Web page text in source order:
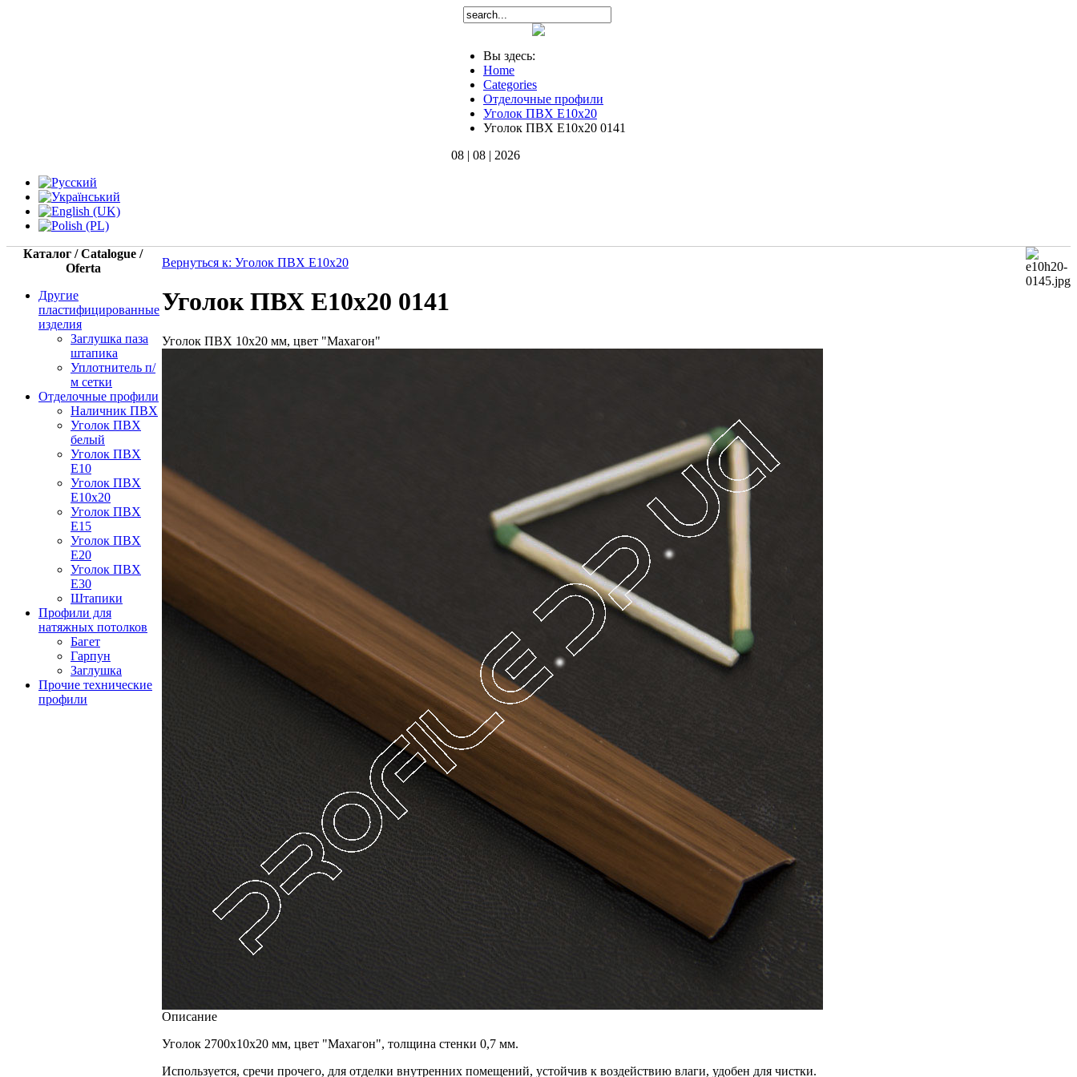
Вы здесь:
Home
Categories
Отделочные профили
Уголок ПВХ Е10x20
Уголок ПВХ Е10х20 0141
08 | 08 | 2026
Каталог / Catalogue /
Oferta
Другие
пластифицированные
изделия
Заглушка паза
штапика
Уплотнитель п/
м сетки
Отделочные профили
Наличник ПВХ
Уголок ПВХ
белый
Уголок ПВХ
Е10
Уголок ПВХ
Е10x20
Уголок ПВХ
Е15
Уголок ПВХ
Е20
Уголок ПВХ
Е30
Штапики
Профили для
натяжных потолков
Багет
Гарпун
Заглушка
Прочие технические
профили
Вернуться к: Уголок ПВХ Е10x20
Уголок ПВХ Е10х20 0141
Уголок ПВХ 10х20 мм, цвет "Махагон"
Описание
Уголок 2700х10х20 мм, цвет "Махагон", толщина стенки 0,7 мм.
Используется, сречи прочего, для отделки внутренних помещений, устойчив к воздействию влаги, удобен для чистки.